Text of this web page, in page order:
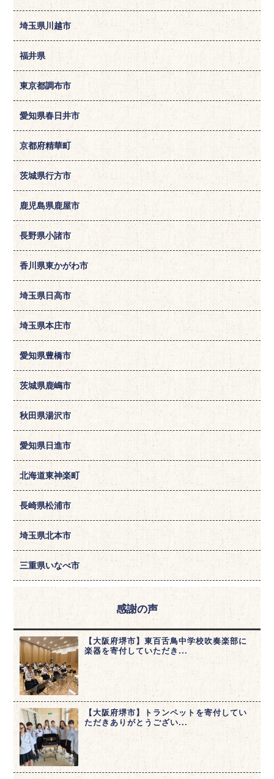
埼玉県川越市
福井県
東京都調布市
愛知県春日井市
京都府精華町
茨城県行方市
鹿児島県鹿屋市
長野県小諸市
香川県東かがわ市
埼玉県日高市
埼玉県本庄市
愛知県豊橋市
茨城県鹿嶋市
秋田県湯沢市
愛知県日進市
北海道東神楽町
長崎県松浦市
埼玉県北本市
三重県いなべ市
感謝の声
【大阪府堺市】東百舌鳥中学校吹奏楽部に
楽器を寄付していただき...
【大阪府堺市】トランペットを寄付してい
ただきありがとうござい...